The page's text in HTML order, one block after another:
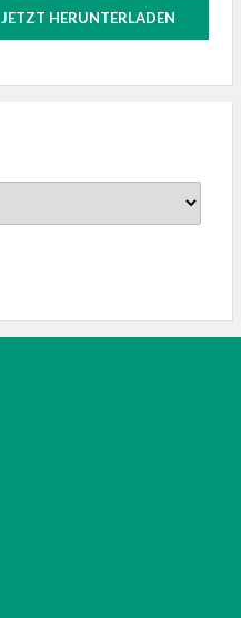
JETZT HERUNTERLADEN